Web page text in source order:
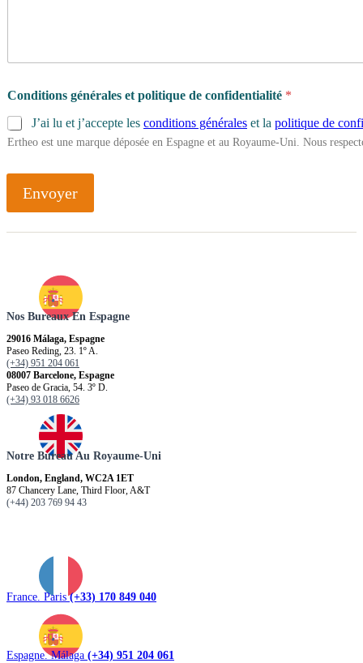
t
?
d
Conditions générales et politique de confidentialité *
J’ai lu et j’accepte les conditions générales et la politique de
Ertheo est une marque déposée en Espagne et au Royaume-Uni. Nous
Envoyer
Nos Bureaux En Espagne
29016 Málaga, Espagne
Paseo Reding, 23. 1º A.
(+34) 951 204 061
08007 Barcelone, Espagne
Paseo de Gracia, 54. 3º D.
(+34) 93 018 6626
Notre Bureau Au Royaume-Uni
London, England, WC2A 1ET
87 Chancery Lane, Third Floor, A&T
(+44) 203 769 94 43
France. Paris(+33) 170 849 040
Espagne. Málaga (+34) 951 204 061